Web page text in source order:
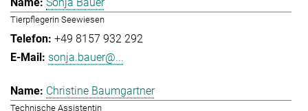
Tierpflegerin Seewiesen
+49 8157 932 292
sonja.bauer@...
Christine Baumgartner
Technische Assistentin